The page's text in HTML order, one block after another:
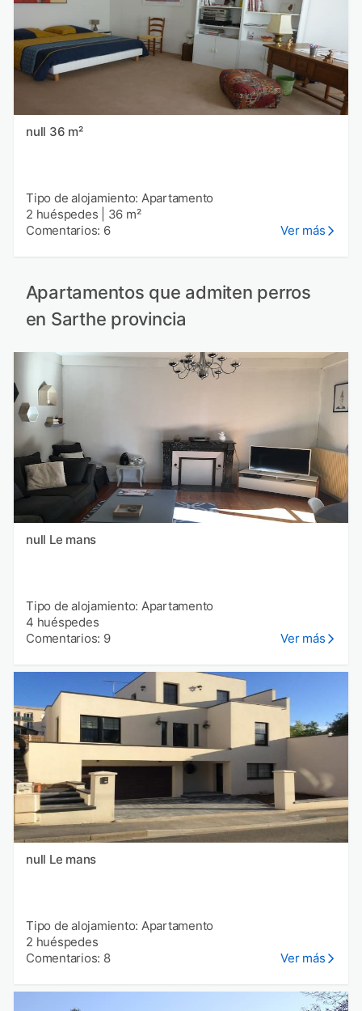
null 36 m²
Tipo de alojamiento: Apartamento
2 huéspedes
36 m²
Comentarios: 6
Ver más
Apartamentos que admiten perros
en Sarthe provincia
null Le mans
Tipo de alojamiento: Apartamento
4 huéspedes
Comentarios: 9
Ver más
null Le mans
Tipo de alojamiento: Apartamento
2 huéspedes
Comentarios: 8
Ver más